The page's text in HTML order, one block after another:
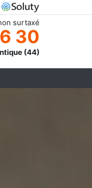
surtaxé
30
(44)